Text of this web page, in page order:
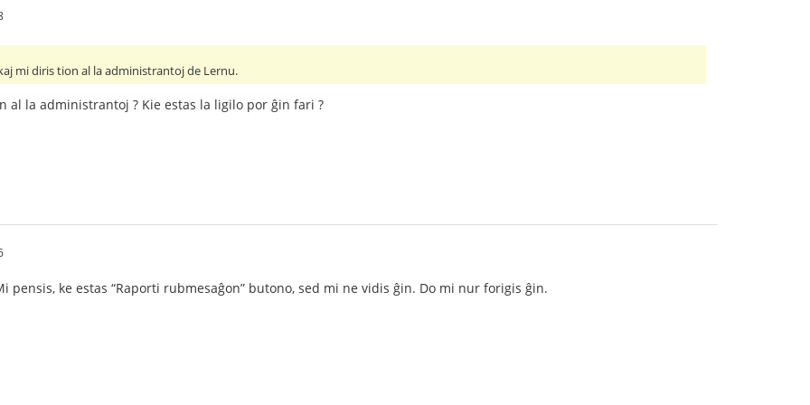
mi diris tion al la administrantoj de Lernu.
al la administrantoj ? Kie estas la ligilo por ĝin fari ?
pensis, ke estas “Raporti rubmesaĝon” butono, sed mi ne vidis ĝin. Do mi nur forigis ĝin.